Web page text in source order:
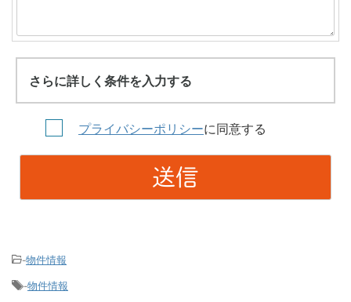
さらに詳しく条件を入力する
プライバシーポリシーに同意する
-物件情報
-物件情報